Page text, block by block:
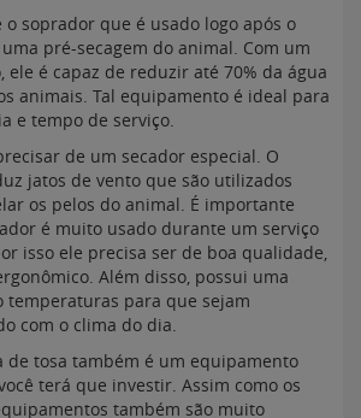
soprador que é usado logo após o
pré-secagem do animal. Com um
ele é capaz de reduzir até 70% da água
animais. Tal equipamento é ideal para
e tempo de serviço.
de um secador especial. O
jatos de vento que são utilizados
os pelos do animal. É importante
é muito usado durante um serviço
isso ele precisa ser de boa qualidade,
Além disso, possui uma
temperaturas para que sejam
com o clima do dia.
de tosa também é um equipamento
terá que investir. Assim como os
também são muito